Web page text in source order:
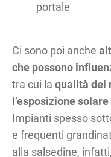
portale
Ci sono poi anche
che possono
tra cui laqualità dei
l’esposizione
Impianti spesso
e frequenti
alla salsedine,